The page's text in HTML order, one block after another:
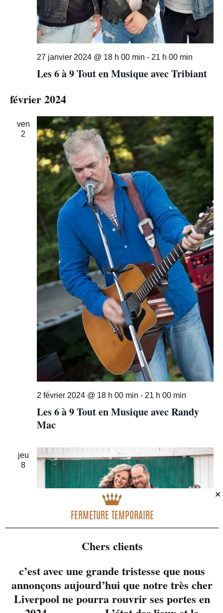
Les 6 à 9 Tout en Musique avec Tribiant
27 janvier 2024 @ 18 h 00 min - 21 h 00 min
février 2024
ven
2
Les 6 à 9 Tout en Musique avec Randy
Mac
2 février 2024 @ 18 h 00 min - 21 h 00 min
jeu
8
Les 6 à 9 Tout en Musique avec Two of a
Kind
8 février 2024 @ 18 h 00 min 21 h 00 min
✕
FERMETURE TEMPORAIRE
Chers clients
c’est avec une grande tristesse que nous
annonçons aujourd’hui que notre très cher
Liverpool ne pourra rouvrir ses portes en